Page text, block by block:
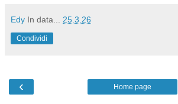
Edy In data... 25.3.26
Condividi
‹ Home page